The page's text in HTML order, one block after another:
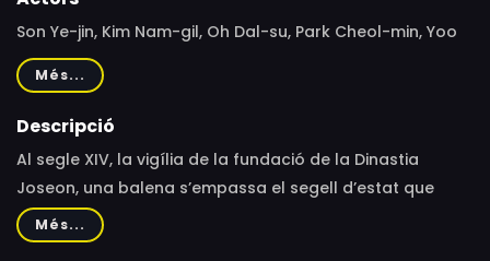
Son Ye-jin, Kim Nam-gil, Oh Dal-su, Park Cheol-min, Yoo
Hai-jin, Lee Kyung-young, Sulli, Kim Tae-woo, Lee Yi-
kyung, Shin Jung-keun, Ahn Nae-sang, Kim Ian, Jo Hee-
bong, Park Hae-soo, Jeon Bae-soo, Chung Sung-hwa,
Son Cheol-min, Hyun Bong-sik, Shin Jung-yoon, Kim
Won-jung
Més...
Descripció
Al segle XIV, la vigília de la fundació de la Dinastia
Joseon, una balena s’empassa el segell d’estat que
l’emperador Ming va portar a la Xina. Dos grups de
pirates es fan a la mar per recuperar el segell i
Més...